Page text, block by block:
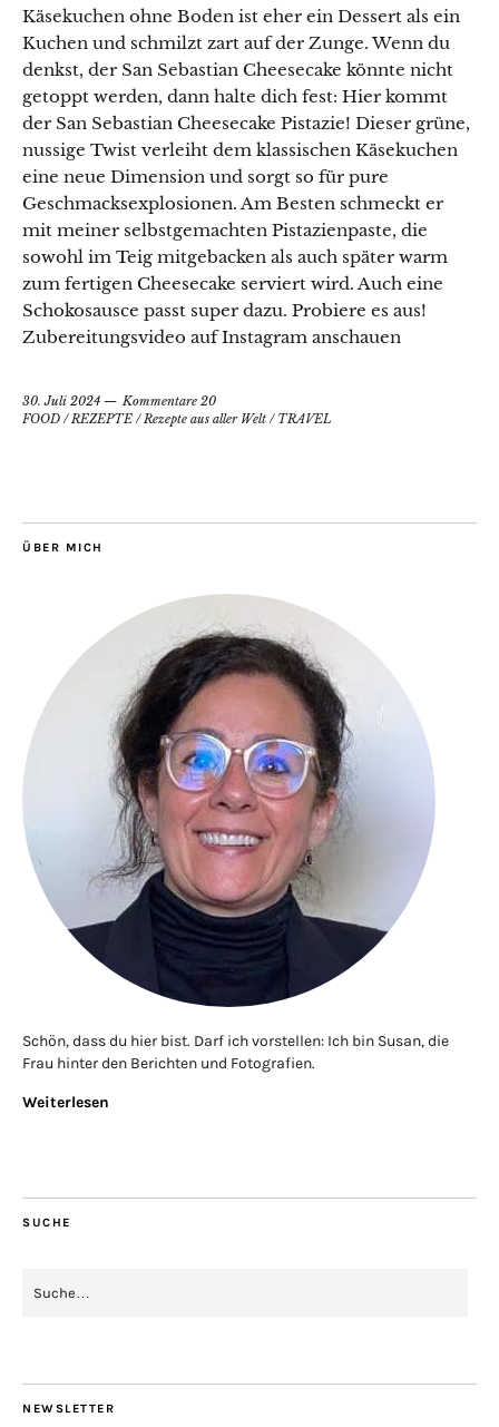
Käsekuchen ohne Boden ist eher ein Dessert als ein
Kuchen und schmilzt zart auf der Zunge. Wenn du
denkst, der San Sebastian Cheesecake könnte nicht
getoppt werden, dann halte dich fest: Hier kommt
der San Sebastian Cheesecake Pistazie! Dieser grüne,
nussige Twist verleiht dem klassischen Käsekuchen
eine neue Dimension und sorgt so für pure
Geschmacksexplosionen. Am Besten schmeckt er
mit meiner selbstgemachten Pistazienpaste, die
sowohl im Teig mitgebacken als auch später warm
zum fertigen Cheesecake serviert wird. Auch eine
Schokosausce passt super dazu. Probiere es aus!
Zubereitungsvideo auf Instagram anschauen
30. Juli 2024
Kommentare 20
FOOD / REZEPTE / Rezepte aus aller Welt / TRAVEL
ÜBER MICH
Schön, dass du hier bist. Darf ich vorstellen: Ich bin Susan, die
Frau hinter den Berichten und Fotografien.
Weiterlesen
SUCHE
NEWSLETTER